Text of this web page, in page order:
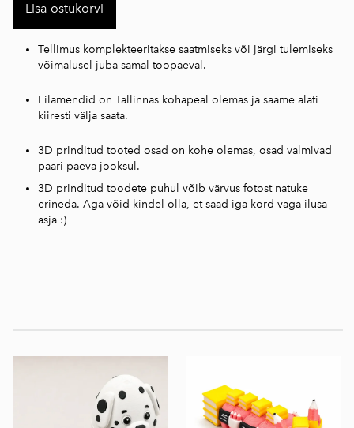
Lisa ostukorvi
Tellimus komplekteeritakse saatmiseks või järgi tulemiseks
võimalusel juba samal tööpäeval.
Filamendid on Tallinnas kohapeal olemas ja saame alati
kiiresti välja saata.
3D prinditud tooted osad on kohe olemas, osad valmivad
paari päeva jooksul.
3D prinditud toodete puhul võib värvus fotost natuke
erineda. Aga võid kindel olla, et saad iga kord väga ilusa
asja :)